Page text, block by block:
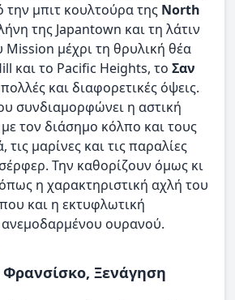
την μπιτ κουλτούρα της Νorth
της Japantown και τη λάτιν
Mission μέχρι τη θρυλική θέα
και το Pacific Heights, το Σαν
πολλές και διαφορετικές όψεις.
συνδιαμορφώνει η αστική
τον διάσημο κόλπο και τους
μαρίνες και τις παραλίες
Την καθορίζουν όμως κι
η χαρακτηριστική αχλή του
και η εκτυφλωτική
ουρανού.
Ξενάγηση